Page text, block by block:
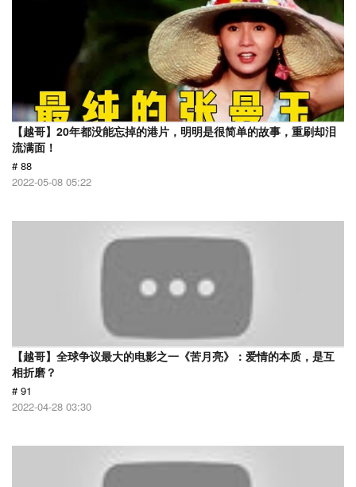
【越哥】20年都没能忘掉的港片，明明是很简单的故事，重刷却泪
流满面！
# 88
2022-05-08 05:22
【越哥】全球争议最大的电影之一《苦月亮》：爱情的本质，是互
相折磨？
# 91
2022-04-28 03:30